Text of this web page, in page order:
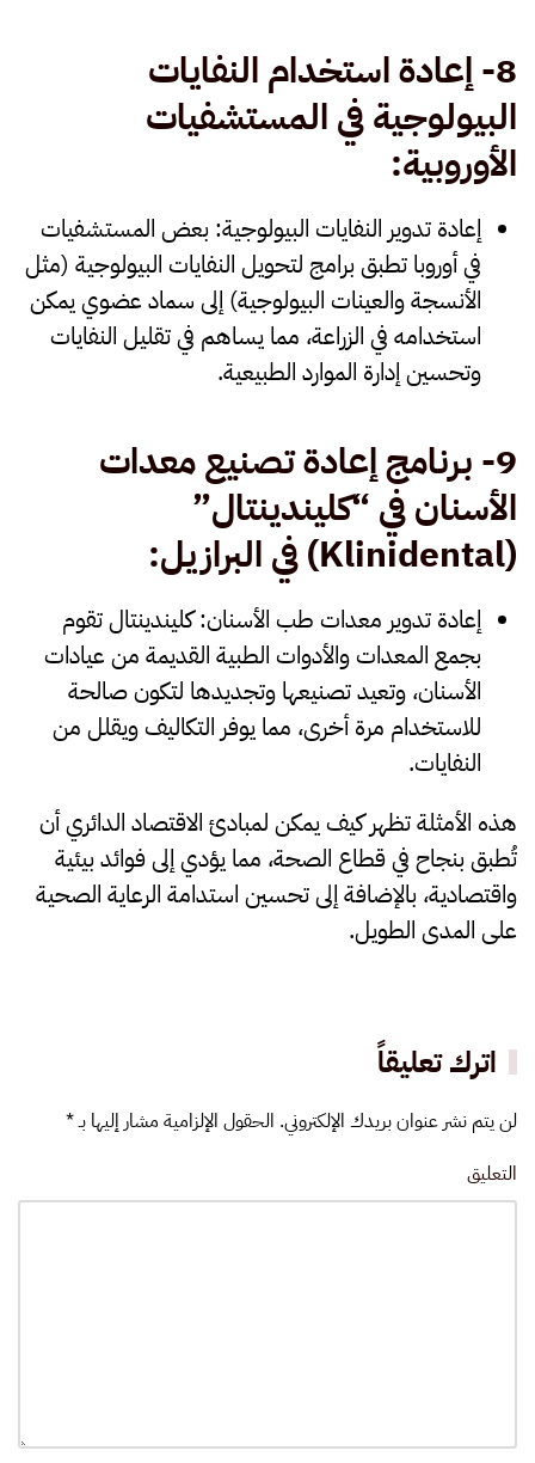
8- إعادة استخدام النفايات
البيولوجية في المستشفيات
الأوروبية:
إعادة تدوير النفايات البيولوجية: بعض المستشفيات
في أوروبا تطبق برامج لتحويل النفايات البيولوجية (مثل
الأنسجة والعينات البيولوجية) إلى سماد عضوي يمكن
استخدامه في الزراعة، مما يساهم في تقليل النفايات
وتحسين إدارة الموارد الطبيعية.
9- برنامج إعادة تصنيع معدات
الأسنان في “كليندينتال”
(Klinidental)
في البرازيل:
إعادة تدوير معدات طب الأسنان: كليندينتال تقوم
بجمع المعدات والأدوات الطبية القديمة من عيادات
الأسنان، وتعيد تصنيعها وتجديدها لتكون صالحة
للاستخدام مرة أخرى، مما يوفر التكاليف ويقلل من
النفايات.
هذه الأمثلة تظهر كيف يمكن لمبادئ الاقتصاد الدائري أن
تُطبق بنجاح في قطاع الصحة، مما يؤدي إلى فوائد بيئية
واقتصادية، بالإضافة إلى تحسين استدامة الرعاية الصحية
على المدى الطويل.
اترك تعليقاً
لن يتم نشر عنوان بريدك الإلكتروني. الحقول الإلزامية مشار إليها بـ*
التعليق